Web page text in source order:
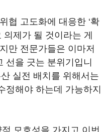
협 고도화에 대응한 ‘확
제가 될 것이라는 게
만 전문가들은 이마저
선을 긋는 분위기입니
실전 배치를 위해서는
정해야 하는데 가능하지
모호성을 가지고 이번